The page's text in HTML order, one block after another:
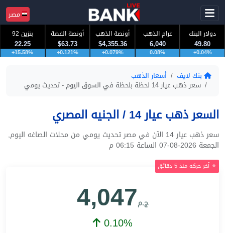
دولار البنك
49.80
+0.04%
غرام الذهب
6,040
0.08%
أونصة الذهب
$4,355.36
+0.079%
أونصة الفضة
$63.73
+0.121%
بنزين 92
22.25
+15.58%
بنك لايف أسعار الذهب
سعر ذهب عيار 14 لحظة بلحظة في السوق اليوم - تحديث يومي
السعر ذهب عيار 14 / الجنيه المصري
سعر ذهب عيار 14 الآن في مصر تحديث يومي من محلات الصاغه اليوم,
الجمعة 2026-08-07 الساعة 06:15 م
آخر حركه منذ 5 دقائق
4,047ج.م
0.10%